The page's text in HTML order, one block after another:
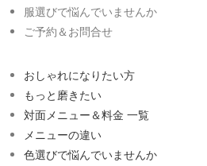
服選びで悩んでいませんか
ご予約＆お問合せ
おしゃれになりたい方
もっと磨きたい
対面メニュー＆料金 一覧
メニューの違い
色選びで悩んでいませんか